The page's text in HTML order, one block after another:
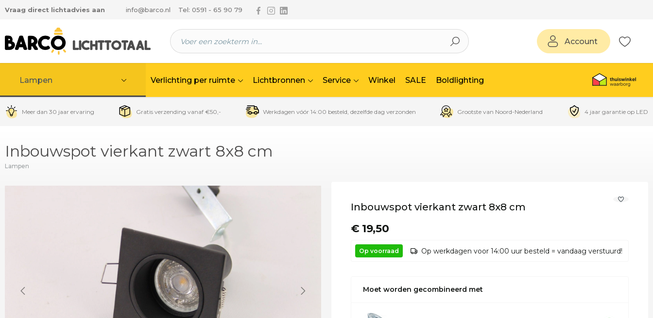
hoofdinhoud
Vraag direct lichtadvies aan info@barco.nl Tel: 0591 - 65 90 79 Volg ons via Facebook
Volg ons via Instagram
Volg ons via Linkedin
Account
Lampen Verlichting per ruimte Lichtbronnen Service Winkel SALE Boldlighting
Meer dan 30 jaar ervaring Gratis verzending vanaf €50,- Werkdagen vóór 14:00 besteld, dezelfde dag verzonden Grootste van Noord-Nederland 4 jaar garantie op LED
Inbouwspot vierkant zwart 8x8 cm
Lampen
Inbouwspot vierkant zwart 8x8 cm
€ 19,50
Op voorraad Op werkdagen voor 14:00 uur besteld = vandaag verstuurd!
Moet worden gecombineerd met